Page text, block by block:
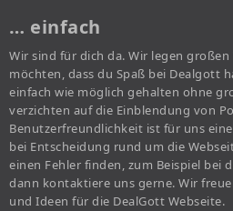
… einfach
Wir sind für dich da. Wir legen
möchten, dass du Spaß bei Dealgott
einfach wie möglich gehalten ohne
verzichten auf die Einblendung von
Benutzerfreundlichkeit ist für uns
bei Entscheidung rund um die
einen Fehler finden, zum Beispiel bei
dann kontaktiere uns gerne. Wir
und Ideen für die DealGott Webseite.